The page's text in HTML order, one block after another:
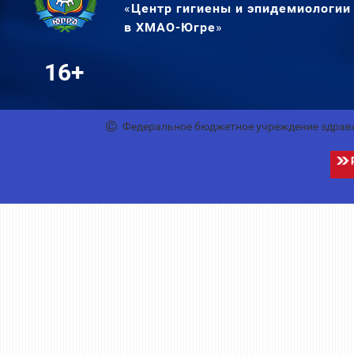
«Центр гигиены и эпидемиологии
в ХМАО-Югре»
16+
Федеральное бюджетное учреждение